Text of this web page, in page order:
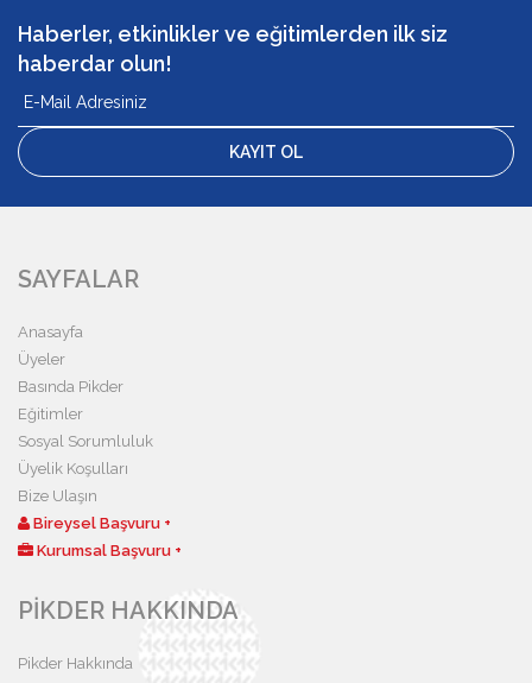
Haberler, etkinlikler ve eğitimlerden ilk siz
haberdar olun!
KAYIT OL
SAYFALAR
Anasayfa
Üyeler
Basında Pikder
Eğitimler
Sosyal Sorumluluk
Üyelik Koşulları
Bize Ulaşın
Bireysel Başvuru +
Kurumsal Başvuru +
PİKDER HAKKINDA
Pikder Hakkında